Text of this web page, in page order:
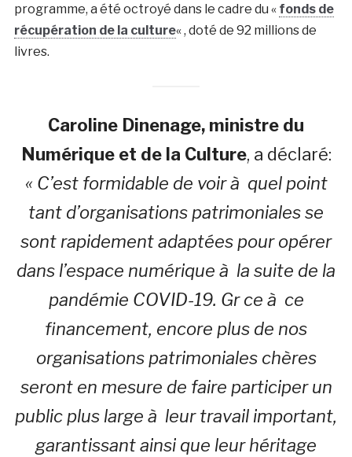
programme, a été octroyé dans le cadre du « fonds de
récupération de la culture« , doté de 92 millions de
livres.
Caroline Dinenage, ministre du
Numérique et de la Culture, a déclaré:
« C’est formidable de voir à quel point
tant d’organisations patrimoniales se
sont rapidement adaptées pour opérer
dans l’espace numérique à la suite de la
pandémie COVID-19. Gr ce à ce
financement, encore plus de nos
organisations patrimoniales chères
seront en mesure de faire participer un
public plus large à leur travail important,
garantissant ainsi que leur héritage